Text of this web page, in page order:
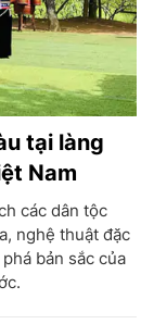
tại làng
Nam
các dân tộc
nghệ thuật đặc
bản sắc của